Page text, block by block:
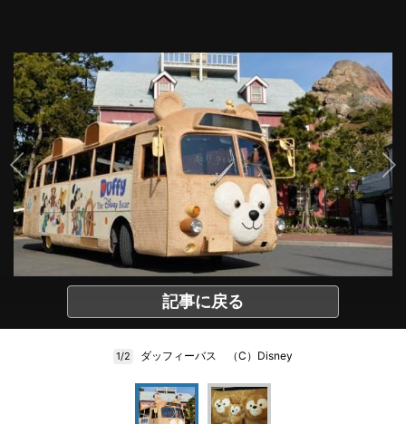
記事に戻る
1/2 ダッフィーバス （C）Disney